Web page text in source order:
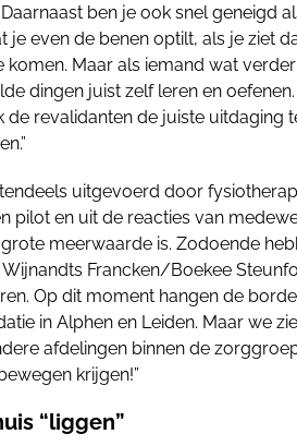
ben je ook snel geneigd
je even de benen optilt, als je ziet
komen. Maar als iemand wat
dingen juist zelf leren en
de revalidanten de juiste uitdaging
uitgevoerd door
pilot en uit de reacties van
meerwaarde is. Zodoende
Francken/Boekee
Op dit moment hangen de
in Alphen en Leiden. Maar we
afdelingen binnen de
krijgen!”
“liggen”